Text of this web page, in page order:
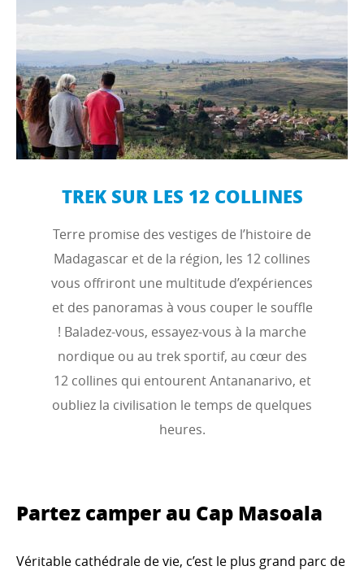
TREK SUR LES 12 COLLINES
Terre promise des vestiges de l’histoire de
Madagascar et de la région, les 12 collines
vous offriront une multitude d’expériences
et des panoramas à vous couper le souffle
! Baladez-vous, essayez-vous à la marche
nordique ou au trek sportif, au cœur des
12 collines qui entourent Antananarivo, et
oubliez la civilisation le temps de quelques
heures.
Partez camper au Cap Masoala
Véritable cathédrale de vie, c’est le plus grand parc de